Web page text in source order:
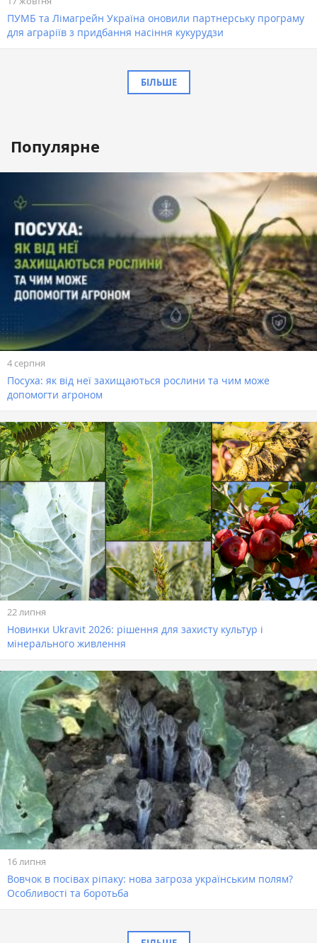
ПУМБ та Лімагрейн Україна оновили партнерську програму
для аграріїв з придбання насіння кукурудзи
БІЛЬШЕ
Популярне
4 серпня
Посуха: як від неї захищаються рослини та чим може
допомогти агроном
22 липня
Новинки Ukravit 2026: рішення для захисту культур і
мінерального живлення
16 липня
Вовчок в посівах ріпаку: нова загроза українським полям?
Особливості та боротьба